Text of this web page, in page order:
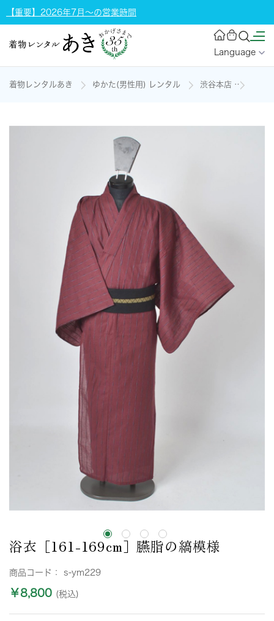
【重要】2026年7月～の営業時間
Language
着物レンタルあき ゆかた(男性用) レンタル 渋谷本店
浴衣［161-169cm］臙脂の縞模様
商品コード： s-ym229
￥8,800 (税込)